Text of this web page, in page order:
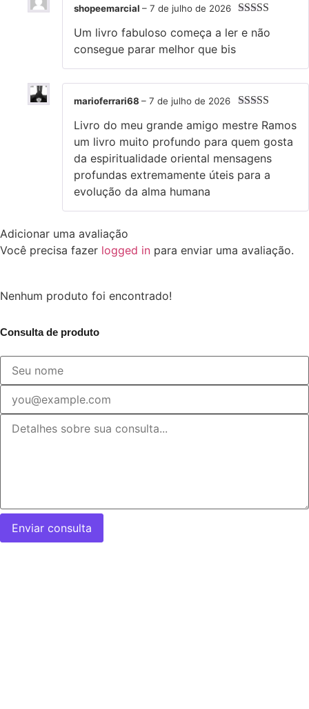
de 5
shopeemarcial – 7 de julho de 2026
Um livro fabuloso começa a ler e não
consegue parar melhor que bis
de 5
marioferrari68 – 7 de julho de 2026
Livro do meu grande amigo mestre Ramos
um livro muito profundo para quem gosta
da espiritualidade oriental mensagens
profundas extremamente úteis para a
evolução da alma humana
Adicionar uma avaliação
Você precisa fazer logged in para enviar uma avaliação.
Nenhum produto foi encontrado!
Consulta de produto